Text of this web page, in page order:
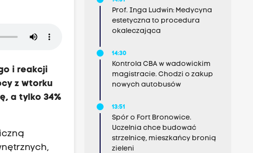
i reakcji
z wtorku
a tylko 34%
Prof. Inga Ludwin: Medycyna
estetyczna to procedura
okaleczająca
14:30
Kontrola CBA w wadowickim
magistracie. Chodzi o zakup
nowych autobusów
13:51
Spór o Fort Bronowice.
Uczelnia chce budować
strzelnicę, mieszkańcy bronią
zieleni